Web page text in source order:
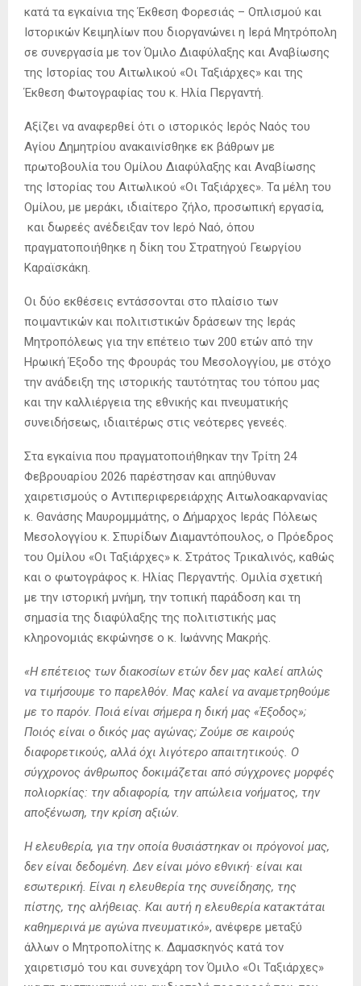
κατά τα εγκαίνια της Έκθεση Φορεσιάς – Οπλισμού και
Ιστορικών Κειμηλίων που διοργανώνει η Ιερά Μητρόπολη
σε συνεργασία με τον Όμιλο Διαφύλαξης και Αναβίωσης
της Ιστορίας του Αιτωλικού «Οι Ταξιάρχες» και της
Έκθεση Φωτογραφίας του κ. Ηλία Περγαντή.
Αξίζει να αναφερθεί ότι ο ιστορικός Ιερός Ναός του
Αγίου Δημητρίου ανακαινίσθηκε εκ βάθρων με
πρωτοβουλία του Ομίλου Διαφύλαξης και Αναβίωσης
της Ιστορίας του Αιτωλικού «Οι Ταξιάρχες». Τα μέλη του
Ομίλου, με μεράκι, ιδιαίτερο ζήλο, προσωπική εργασία,
και δωρεές ανέδειξαν τον Ιερό Ναό, όπου
πραγματοποιήθηκε η δίκη του Στρατηγού Γεωργίου
Καραϊσκάκη.
Οι δύο εκθέσεις εντάσσονται στο πλαίσιο των
ποιμαντικών και πολιτιστικών δράσεων της Ιεράς
Μητροπόλεως για την επέτειο των 200 ετών από την
Ηρωική Έξοδο της Φρουράς του Μεσολογγίου, με στόχο
την ανάδειξη της ιστορικής ταυτότητας του τόπου μας
και την καλλιέργεια της εθνικής και πνευματικής
συνειδήσεως, ιδιαιτέρως στις νεότερες γενεές.
Στα εγκαίνια που πραγματοποιήθηκαν την Τρίτη 24
Φεβρουαρίου 2026 παρέστησαν και απηύθυναν
χαιρετισμούς ο Αντιπεριφερειάρχης Αιτωλοακαρνανίας
κ. Θανάσης Μαυρομμμάτης, ο Δήμαρχος Ιεράς Πόλεως
Μεσολογγίου κ. Σπυρίδων Διαμαντόπουλος, ο Πρόεδρος
του Ομίλου «Οι Ταξιάρχες» κ. Στράτος Τρικαλινός, καθώς
και ο φωτογράφος κ. Ηλίας Περγαντής. Ομιλία σχετική
με την ιστορική μνήμη, την τοπική παράδοση και τη
σημασία της διαφύλαξης της πολιτιστικής μας
κληρονομιάς εκφώνησε ο κ. Ιωάννης Μακρής.
«Η επέτειος των διακοσίων ετών δεν μας καλεί απλώς
να τιμήσουμε το παρελθόν. Μας καλεί να αναμετρηθούμε
με το παρόν. Ποιά είναι σήμερα η δική μας «Έξοδος»;
Ποιός είναι ο δικός μας αγώνας; Ζούμε σε καιρούς
διαφορετικούς, αλλά όχι λιγότερο απαιτητικούς. Ο
σύγχρονος άνθρωπος δοκιμάζεται από σύγχρονες μορφές
πολιορκίας: την αδιαφορία, την απώλεια νοήματος, την
αποξένωση, την κρίση αξιών.
Η ελευθερία, για την οποία θυσιάστηκαν οι πρόγονοί μας,
δεν είναι δεδομένη. Δεν είναι μόνο εθνική· είναι και
εσωτερική. Είναι η ελευθερία της συνείδησης, της
πίστης, της αλήθειας. Και αυτή η ελευθερία κατακτάται
καθημερινά με αγώνα πνευματικό», ανέφερε μεταξύ
άλλων ο Μητροπολίτης κ. Δαμασκηνός κατά τον
χαιρετισμό του και συνεχάρη τον Όμιλο «Οι Ταξιάρχες»